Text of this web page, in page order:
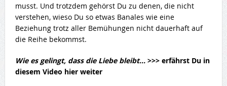
musst. Und trotzdem gehörst Du zu denen, die nicht
verstehen, wieso Du so etwas Banales wie eine
Beziehung trotz aller Bemühungen nicht dauerhaft auf
die Reihe bekommst.
Wie es gelingt, dass die Liebe bleibt… >>> erfährst Du in
diesem Video hier weiter